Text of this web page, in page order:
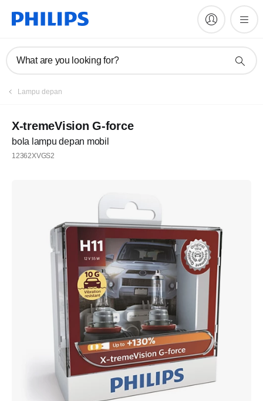
What are you looking for?
Lampu depan
X-tremeVision G-force
bola lampu depan mobil
12362XVGS2